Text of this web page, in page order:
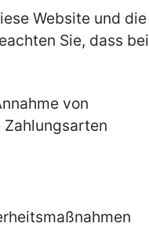
von
Website und die
Sie, dass bei